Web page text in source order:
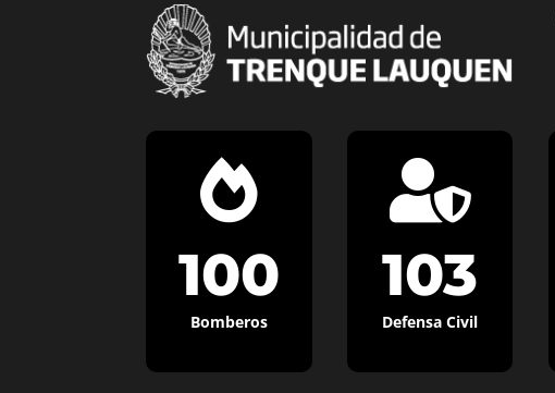

100
Bomberos

103
Defensa Civil